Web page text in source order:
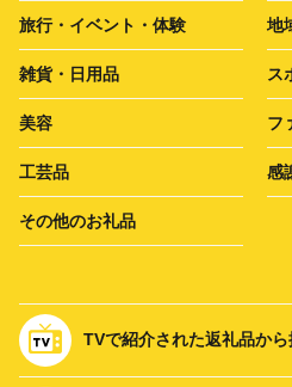
旅行・イベント・体験 地
雑貨・日用品 ス
美容 フ
工芸品 感
その他のお礼品
TVで紹介された返礼品から